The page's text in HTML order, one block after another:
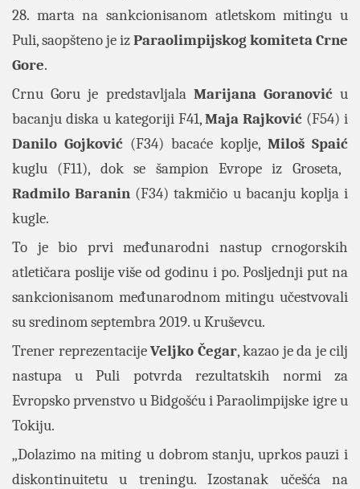
28. marta na sankcionisanom atletskom mitingu u
Puli, saopšteno je izParaolimpijskog komiteta Crne
Gore.
Crnu Goru je predstavljala Marijana Goranoviću
bacanju diska u kategoriji F41,Maja Rajković (F54) i
Danilo Gojković (F34) bacaće koplje, Miloš Spaić
kuglu (F11), dok se šampion Evrope iz Groseta,
Radmilo Baranin (F34) takmičio u bacanju koplja i
kugle.
To je bio prvi međunarodni nastup crnogorskih
atletičara poslije više od godinu i po. Posljednji put na
sankcionisanom međunarodnom mitingu učestvovali
su sredinom septembra 2019. u Kruševcu.
Trener reprezentacijeVeljko Čegar, kazao je da je cilj
nastupa u Puli potvrda rezultatskih normi za
Evropsko prvenstvo u Bidgošću i Paraolimpijske igre u
Tokiju.
„Dolazimo na miting u dobrom stanju, uprkos pauzi i
diskontinuitetu u treningu. Izostanak učešća na